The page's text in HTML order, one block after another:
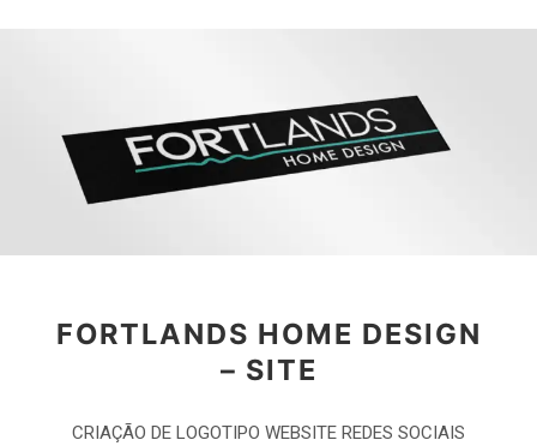
FORTLANDS HOME DESIGN
– SITE
CRIAÇÃO DE LOGOTIPO WEBSITE REDES SOCIAIS